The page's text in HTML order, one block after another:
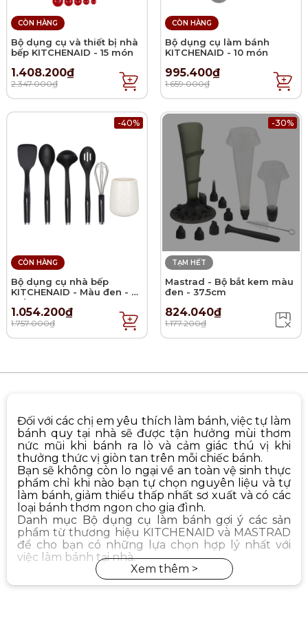
CÒN HÀNG
Bộ dụng cụ và thiết bị nhà
bếp KITCHENAID - 15 món
1.408.200₫
2.347.000₫
CÒN HÀNG
Bộ dụng cụ làm bánh
KITCHENAID - 10 món
995.400₫
1.659.000₫
-40%
CÒN HÀNG
Bộ dụng cụ nhà bếp
KITCHENAID - Màu đen - 6
món
1.054.200₫
1.757.000₫
-30%
TẠM HẾT
Mastrad - Bộ bắt kem màu
đen - 37.5cm
824.040₫
1.177.200₫
Đối với các chị em yêu thích làm bánh, việc tự làm
bánh quy tại nhà sẽ được tận hưởng mùi thơm
nức mũi khi bánh ra lò và cảm giác thú vị khi
thưởng thức vị giòn tan trên mỗi chiếc bánh.
Bạn sẽ không còn lo ngại về an toàn vệ sinh thực
phẩm chỉ khi nào bạn tự chọn nguyên liệu và tự
làm bánh, giảm thiểu thấp nhất sơ xuất và có các
loại bánh thơm ngon cho gia đình.
Danh mục Bộ dụng cụ làm bánh gợi ý các sản
phẩm từ thương hiệu KITCHENAID và MASTRAD
để cho bạn có những lựa chọn hợp lý nhất với
việc làm bánh tại nhà.